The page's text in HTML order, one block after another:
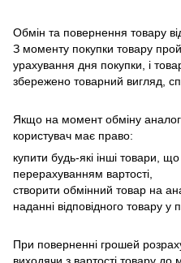
Обмін та повернення товару
З моменту покупки товару
урахування дня покупки, і
збережено товарний вигляд,
Якщо на момент обміну
користувач має право:
купити будь-які інші товари,
перерахуванням вартості,
створити обмінний товар на
наданні відповідного товару у
При поверненні грошей
виходячи з вартості товару до